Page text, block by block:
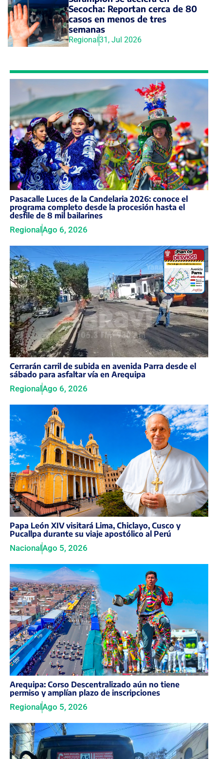
Secocha: Reportan cerca de 80
casos en menos de tres
semanas
Regional31, Jul 2026
Pasacalle Luces de la Candelaria 2026: conoce el
programa completo desde la procesión hasta el
desfile de 8 mil bailarines
RegionalAgo 6, 2026
Cerrarán carril de subida en avenida Parra desde el
sábado para asfaltar vía en Arequipa
Regional Ago 6, 2026
Papa León XIV visitará Lima, Chiclayo, Cusco y
Pucallpa durante su viaje apostólico al Perú
NacionalAgo 5, 2026
Arequipa: Corso Descentralizado aún no tiene
permiso y amplían plazo de inscripciones
Regional Ago 5, 2026